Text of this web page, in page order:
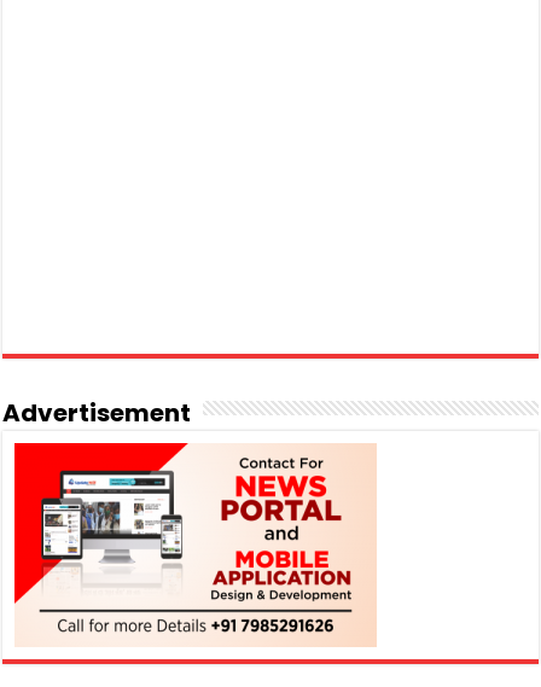
Advertisement